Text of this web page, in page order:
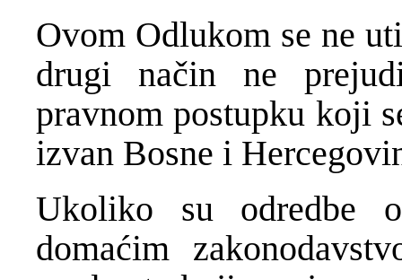
Ovom Odlukom se ne
drugi način ne
pravnom postupku koji
izvan Bosne i
Ukoliko su odredbe
domaćim